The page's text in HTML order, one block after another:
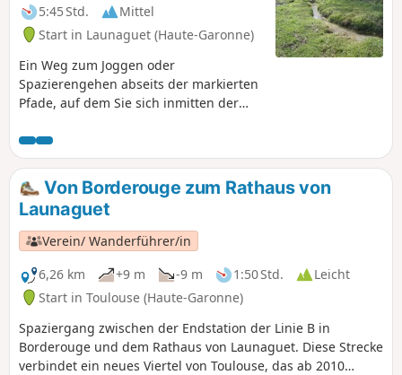
5:45 Std.
Mittel
Start in Launaguet (Haute-Garonne)
Ein Weg zum Joggen oder
Spazierengehen abseits der markierten
Pfade, auf dem Sie sich inmitten der
Toulouse wiederfinden, während Sie
dennoch ganz in der Nähe der Stadt
Toulouse bleiben. Sie können
wunderschöne Panoramen bewundern,
darunter einen schönen Blick auf die
Stadt Toulouse mit den Pyrenäen im
Hintergrund, allerdings nur bei sehr
klarem Wetter. Je nach Ihrer
körperlichen Verfassung kann die
Strecke in mehrere Varianten oder
mehrere Rundwege unterteilt werden.
Von Borderouge zum Rathaus von
Launaguet
Verein/ Wanderführer/in
6,26 km
+9 m -9 m 1:50 Std.
Leicht
Start in Toulouse (Haute-Garonne)
Spaziergang zwischen der Endstation der Linie B in
Borderouge und dem Rathaus von Launaguet. Diese Strecke
verbindet ein neues Viertel von Toulouse, das ab 2010